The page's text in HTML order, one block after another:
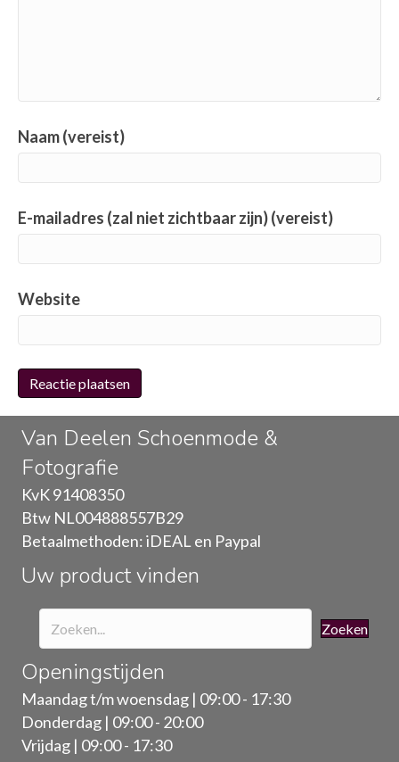
Naam (vereist)
E-mailadres (zal niet zichtbaar zijn) (vereist)
Website
Van Deelen Schoenmode &
Fotografie
KvK 91408350
Btw NL004888557B29
Betaalmethoden: iDEAL en Paypal
Uw product vinden
Zoeken
Openingstijden
Maandag t/m woensdag | 09:00 - 17:30
Donderdag | 09:00 - 20:00
Vrijdag | 09:00 - 17:30